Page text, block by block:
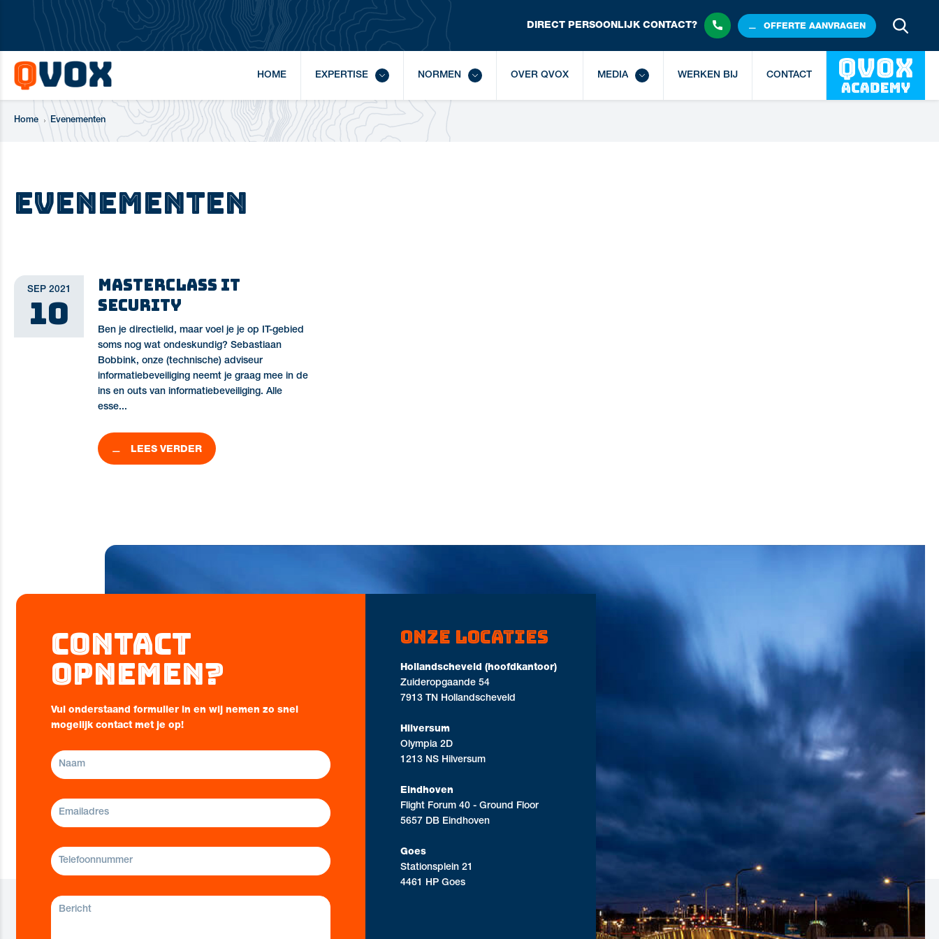
DIRECT PERSOONLIJK CONTACT? OFFERTE AANVRAGEN
HOME EXPERTISE NORMEN OVER QVOX MEDIA WERKEN BIJ CONTACT
Home Evenementen
Evenementen
SEP 2021
10
Masterclass IT
Security
Ben je directielid, maar voel je je op IT-gebied
soms nog wat ondeskundig? Sebastiaan
Bobbink, onze (technische) adviseur
informatiebeveiliging neemt je graag mee in de
ins en outs van informatiebeveiliging. Alle
esse...
LEES VERDER
Contact
opnemen?
Vul onderstaand formulier in en wij nemen zo snel
mogelijk contact met je op!
Onze locaties
Hollandscheveld (hoofdkantoor)
Zuideropgaande 54
7913 TN Hollandscheveld
Hilversum
Olympia 2D
1213 NS Hilversum
Eindhoven
Flight Forum 40 - Ground Floor
5657 DB Eindhoven
Goes
Stationsplein 21
4461 HP Goes